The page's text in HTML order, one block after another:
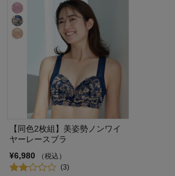
【同色2枚組】美姿勢ノンワイ
ヤーレースブラ
¥6,980
（税込）
(3)